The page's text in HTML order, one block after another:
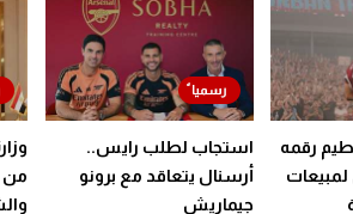
رقمه
لمبيعات
استجاب لطلب رايس..
أرسنال يتعاقد مع برونو
جيماريش
من